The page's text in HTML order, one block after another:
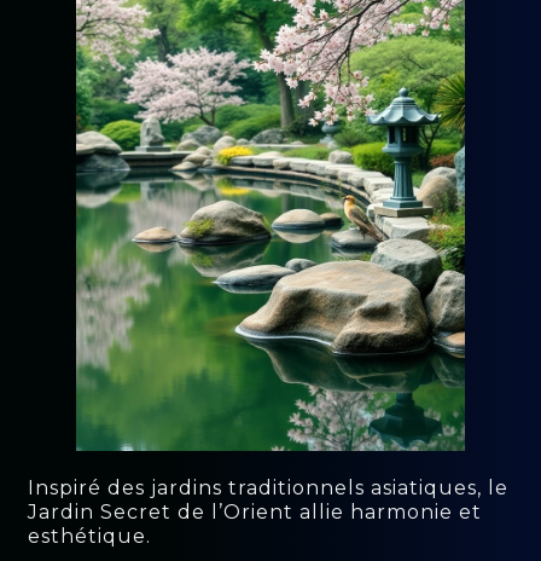
Inspiré des jardins traditionnels asiatiques, le
Jardin Secret de l’Orient allie harmonie et
esthétique.